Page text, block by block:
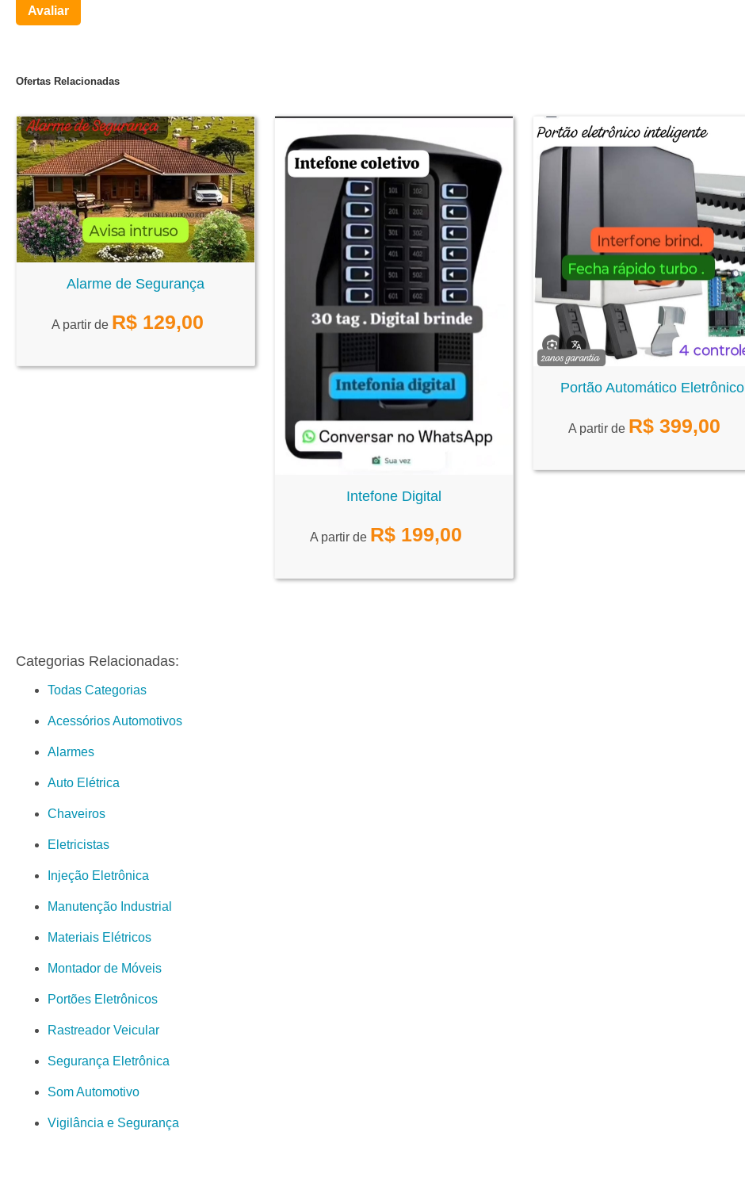
Avaliar
Ofertas Relacionadas
Alarme de Segurança
A partir de R$ 129,00
Intefone Digital
A partir de R$ 199,00
Portão Automático Eletrônico
A partir de R$ 399,00
Categorias Relacionadas:
Todas Categorias
Acessórios Automotivos
Alarmes
Auto Elétrica
Chaveiros
Eletricistas
Injeção Eletrônica
Manutenção Industrial
Materiais Elétricos
Montador de Móveis
Portões Eletrônicos
Rastreador Veicular
Segurança Eletrônica
Som Automotivo
Vigilância e Segurança